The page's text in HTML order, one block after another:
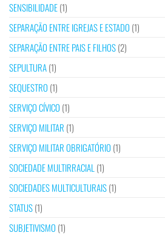
SENSIBILIDADE(1)
SEPARAÇÃO ENTRE IGREJAS E ESTADO (1)
SEPARAÇÃO ENTRE PAIS E FILHOS(2)
SEPULTURA(1)
SEQUESTRO (1)
SERVIÇO CÍVICO (1)
SERVIÇO MILITAR (1)
SERVIÇO MILITAR OBRIGATÓRIO (1)
SOCIEDADE MULTIRRACIAL (1)
SOCIEDADES MULTICULTURAIS(1)
STATUS(1)
SUBJETIVISMO (1)